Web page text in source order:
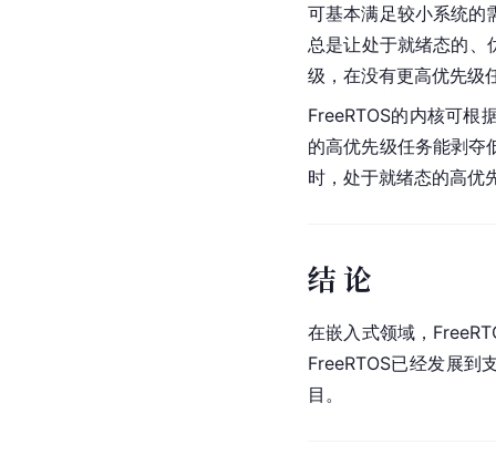
可基本满足较小系统的
总是让处于就绪态的、
级，在没有更高优先级
FreeRTOS的内核可根
的高优先级任务能剥夺
时，处于就绪态的高优
结 论
在嵌入式领域，
FreeRTOS已经发展到
目。